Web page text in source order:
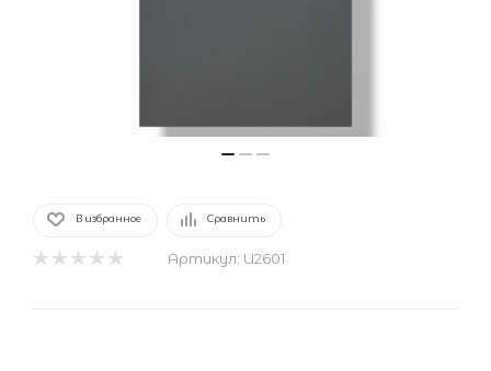
В избранное Сравнить
Артикул: U2601